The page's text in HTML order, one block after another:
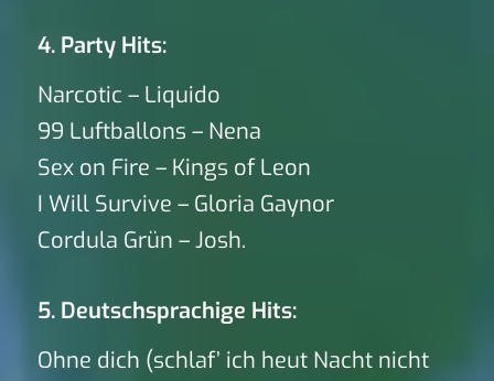
4. Party Hits:
Narcotic – Liquido
99 Luftballons – Nena
Sex on Fire – Kings of Leon
I Will Survive – Gloria Gaynor
Cordula Grün – Josh.
5. Deutschsprachige Hits:
Ohne dich (schlaf’ ich heut Nacht nicht